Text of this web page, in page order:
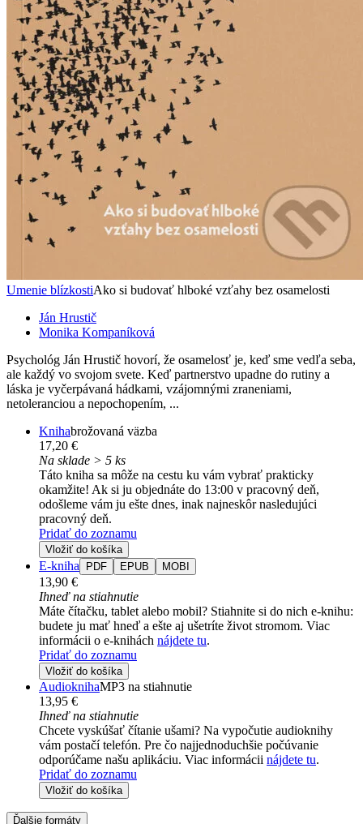
Umenie blízkostiAko si budovať hlboké vzťahy bez osamelosti
Ján Hrustič
Monika Kompaníková
Psychológ Ján Hrustič hovorí, že osamelosť je, keď sme vedľa seba,
ale každý vo svojom svete. Keď partnerstvo upadne do rutiny a
láska je vyčerpávaná hádkami, vzájomnými zraneniami,
netoleranciou a nepochopením, ...
Knihabrožovaná väzba
17,20 €
Na sklade > 5 ks
Táto kniha sa môže na cestu ku vám vybrať prakticky
okamžite! Ak si ju objednáte do 13:00 v pracovný deň,
odošleme vám ju ešte dnes, inak najneskôr nasledujúci
pracovný deň.
Pridať do zoznamu
Vložiť do košíka
E-kniha PDF EPUB MOBI
13,90 €
Ihneď na stiahnutie
Máte čítačku, tablet alebo mobil? Stiahnite si do nich e-knihu:
budete ju mať hneď a ešte aj ušetríte život stromom. Viac
informácii o e-knihách nájdete tu.
Pridať do zoznamu
Vložiť do košíka
AudioknihaMP3 na stiahnutie
13,95 €
Ihneď na stiahnutie
Chcete vyskúšať čítanie ušami? Na vypočutie audioknihy
vám postačí telefón. Pre čo najjednoduchšie počúvanie
odporúčame našu aplikáciu. Viac informácii nájdete tu.
Pridať do zoznamu
Vložiť do košíka
Ďalšie formáty